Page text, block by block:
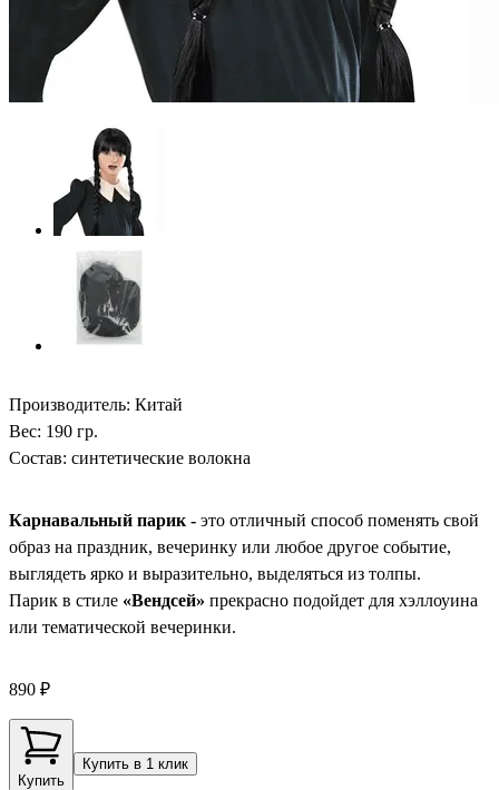
Производитель: Китай
Вес: 190 гр.
Состав: синтетические волокна
Карнавальный парик - это отличный способ поменять свой
образ на праздник, вечеринку или любое другое событие,
выглядеть ярко и выразительно, выделяться из толпы.
Парик в стиле «Вендсей» прекрасно подойдет для хэллоуина
или тематической вечеринки.
890 ₽
Купить
Купить в 1 клик